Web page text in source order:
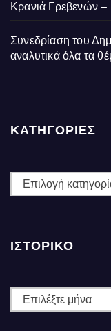
Κρανιά Γρεβενών –
Συνεδρίαση του
αναλυτικά όλα τα
ΚΑΤΗΓΟΡΙΕΣ
ΚΑΤΗΓΟΡΙΕΣ
ΙΣΤΟΡΙΚΌ
Ιστορικό